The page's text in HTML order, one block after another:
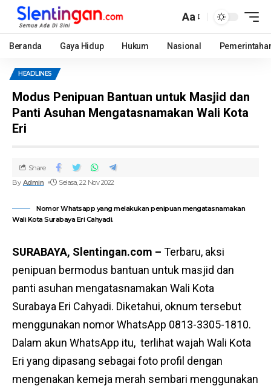
Aa
Beranda Gaya Hidup Hukum Nasional
HEADLINES
Modus Penipuan Bantuan untuk Masjid dan
Panti Asuhan Mengatasnamakan Wali Kota
Eri
By Admin Selasa, 22 Nov 2022
Share
Nomor Whatsapp yang melakukan penipuan mengatasnamakan
Wali Kota Surabaya Eri Cahyadi.
SURABAYA, Slentingan.com – Terbaru, aksi
penipuan bermodus bantuan untuk masjid dan
panti asuhan mengatasnamakan Wali Kota
Surabaya Eri Cahyadi. Diketahui, oknum tersebut
menggunakan nomor WhatsApp 0813-3305-1810.
Dalam akun WhatsApp itu, terlihat wajah Wali Kota
Eri yang dipasang sebagai foto profil dengan
mengenakan kemeja merah sembari menggunakan